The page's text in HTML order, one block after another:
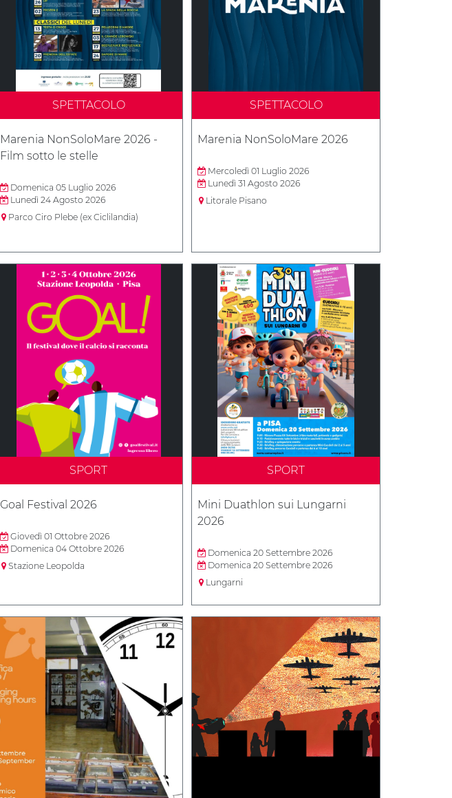
SPETTACOLO
Marenia NonSoloMare 2026 -
Film sotto le stelle
Domenica 05 Luglio 2026
Lunedì 24 Agosto 2026
Parco Ciro Plebe (ex Ciclilandia)
SPETTACOLO
Marenia NonSoloMare 2026
Mercoledì 01 Luglio 2026
Lunedì 31 Agosto 2026
Litorale Pisano
SPORT
Goal Festival 2026
Giovedì 01 Ottobre 2026
Domenica 04 Ottobre 2026
Stazione Leopolda
SPORT
Mini Duathlon sui Lungarni
2026
Domenica 20 Settembre 2026
Domenica 20 Settembre 2026
Lungarni